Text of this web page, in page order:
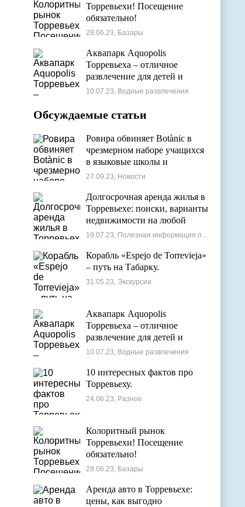
Торревьехи! Посещение
обязательно!
28.06.23, Базары
Аквапарк Aquopolis
Торревьеха – отличное
развлечение для детей и
взрослых
10.07.23, Водные развлечения
Обсуждаемые статьи
Ровира обвиняет Botànic в
чрезмерном наборе учащихся
в языковые школы и
проблемах с ассигнованиями
27.09.23, Новости
Долгосрочная аренда жилья в
Торревьехе: поиски, варианты
недвижимости на любой
бюджет
19.07.23, Полезная информация по недвижимости
Корабль «Espejo de Torrevieja»
– путь на Табарку.
31.05.23, Экскурсии
Аквапарк Aquopolis
Торревьеха – отличное
развлечение для детей и
взрослых
10.07.23, Водные развлечения
10 интересных фактов про
Торревьеху.
24.06.23, Разное
Колоритный рынок
Торревьехи! Посещение
обязательно!
28.06.23, Базары
Аренда авто в Торревьехе:
цены, как выгодно